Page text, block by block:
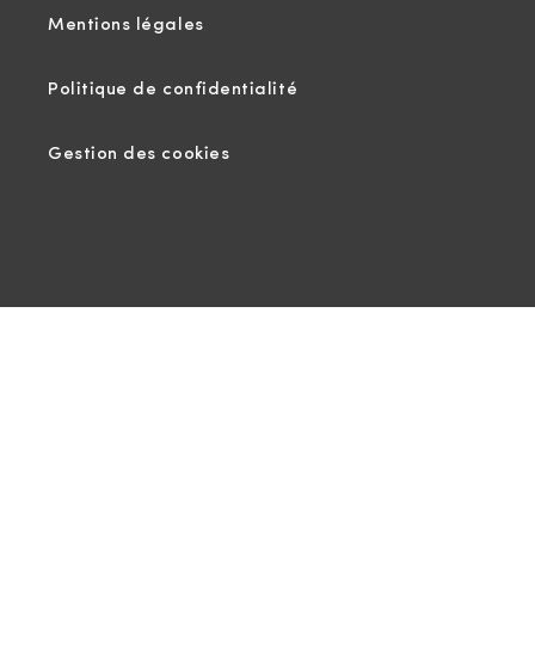
Mentions légales
Politique de confidentialité
Gestion des cookies